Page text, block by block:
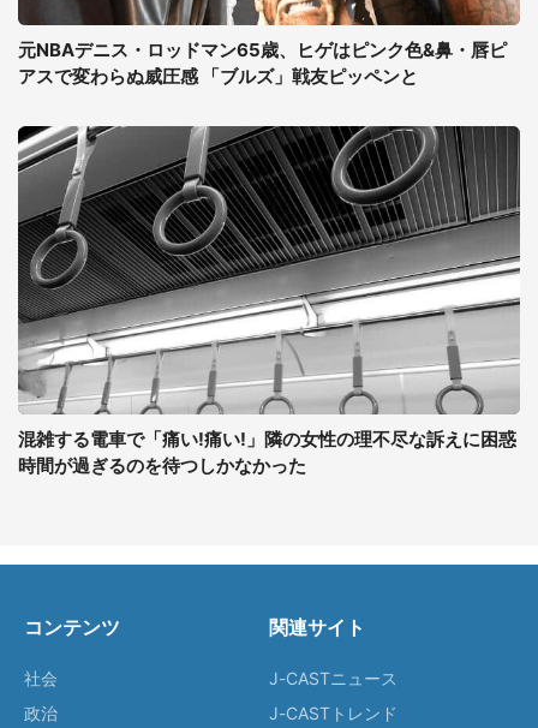
元NBAデニス・ロッドマン65歳、ヒゲはピンク色&鼻・唇ピ
アスで変わらぬ威圧感 「ブルズ」戦友ピッペンと
混雑する電車で「痛い!痛い!」隣の女性の理不尽な訴えに困惑
時間が過ぎるのを待つしかなかった
コンテンツ
社会
政治
関連サイト
J-CASTニュース
J-CASTトレンド